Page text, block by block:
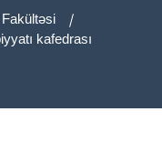
kafedrası